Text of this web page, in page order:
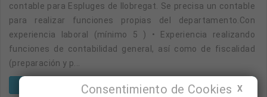
contable para Espluges de llobregat. Se precisa un contable
para realizar funciones propias del departamento.Con
experiencia laboral (mínimo 5 ) • Experiencia realizando
funciones de contabilidad general, así como de fiscalidad
(preparación y p...
VER OFERTA X
Consentimiento de Cookies